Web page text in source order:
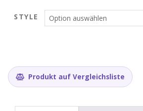
STYLE
Produkt auf Vergleichsliste